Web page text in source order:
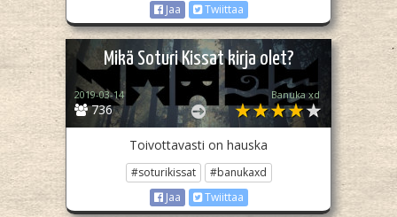
Jaa
Twiittaa
Mikä Soturi Kissat kirja olet?
736
2019-03-14 Banuka xd
Toivottavasti on hauska
#soturikissat
#banukaxd
Jaa
Twiittaa